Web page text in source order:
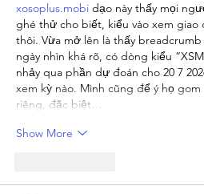
xosoplus.mobi dạo này thấy mọi
ghé thử cho biết, kiểu vào xem giao
thôi. Vừa mở lên là thấy
ngày nhìn khá rõ, có dòng kiểu
nhảy qua phần dự đoán cho 20 7
xem kỳ nào. Mình cũng để ý họ
riêng, đặc biệt…
Show More